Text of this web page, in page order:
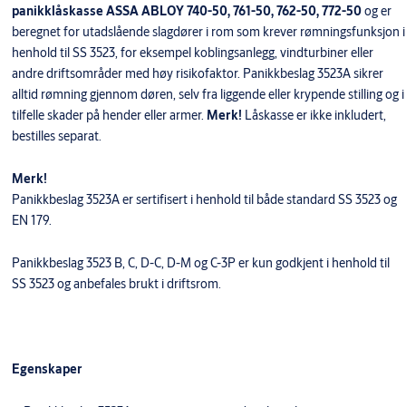
panikklåskasse ASSA ABLOY 740-50, 761-50, 762-50, 772-50og er
beregnet for utadslående slagdører i rom som krever rømningsfunksjon i
henhold til SS 3523, for eksempel koblingsanlegg, vindturbiner eller
andre driftsområder med høy risikofaktor. Panikkbeslag 3523A sikrer
alltid rømning gjennom døren, selv fra liggende eller krypende stilling og i
tilfelle skader på hender eller armer. Merk! Låskasse er ikke inkludert,
bestilles separat.
Merk!
Panikkbeslag 3523A er sertifisert i henhold til både standard SS 3523 og
EN 179.
Panikkbeslag 3523 B, C, D-C, D-M og C-3P er kun godkjent i henhold til
SS 3523 og anbefales brukt i driftsrom.
Egenskaper